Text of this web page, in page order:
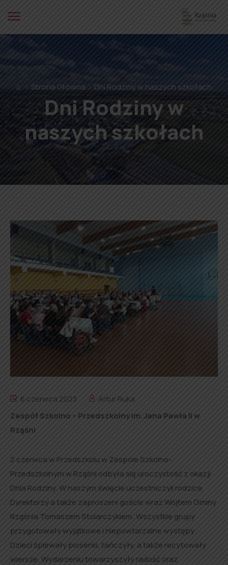
⌂ Strona Główna Dni Rodziny w naszych szkołach
Dni Rodziny w
naszych szkołach
6 czerwca 2023
Artur Ruka
Zespół Szkolno – Przedszkolny im. Jana Pawła II w
Rząśni
2 czerwca w Przedszkolu w Zespole Szkolno-
Przedszkolnym w Rząśni odbyła się uroczystość z okazji
Dnia Rodziny. W naszym święcie uczestniczyli rodzice,
Dyrektorzy a także zaproszeni goście wraz Wójtem Gminy
Rząśnia Tomaszem Stolarczykiem. Wszystkie grupy
przygotowały wyjątkowe i niepowtarzalne występy.
Dzieci śpiewały piosenki, tańczyły, a także recytowały
wiersze. Wydarzeniu towarzyszyły radość oraz